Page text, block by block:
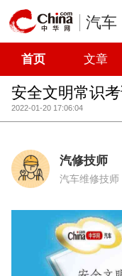
汽车
首页 文章
安全文明常识
2022-01-20 17:06:04
汽修技师
汽车维修技师